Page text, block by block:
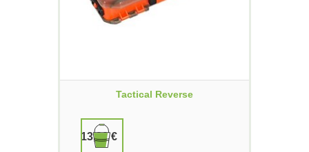
Tactical Reverse
13,90 €